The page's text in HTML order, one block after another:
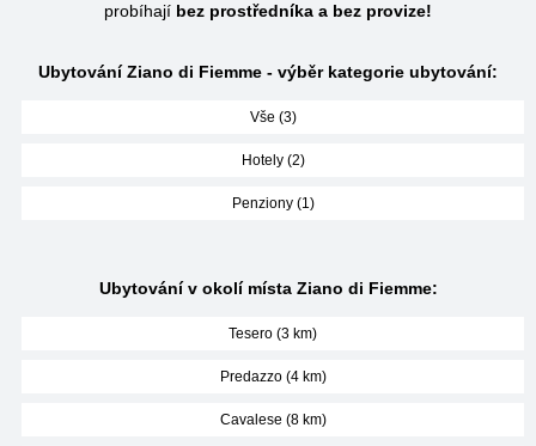
probíhají bez prostředníka a bez provize!
Ubytování Ziano di Fiemme - výběr kategorie ubytování:
Vše (3)
Hotely (2)
Penziony (1)
Ubytování v okolí místa Ziano di Fiemme:
Tesero (3 km)
Predazzo (4 km)
Cavalese (8 km)